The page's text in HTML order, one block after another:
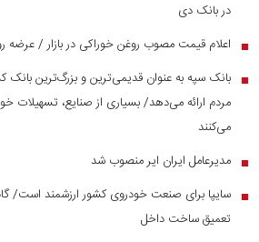
در بانک دی
■ اعلام قیمت مصوب روغن خوراکی در بازار / عرضه
■ بانک سپه به عنوان قدیمی‌ترین و بزرگ‌ترین
مردم ارائه می‌دهد/ بسیاری از صنایع، تسهیلات
می‌کنند
■ مدیرعامل ایران ایر منصوب شد
■ سایپا برای صنعت خودروی کشور ارزشمند است/
تعمیق ساخت داخل